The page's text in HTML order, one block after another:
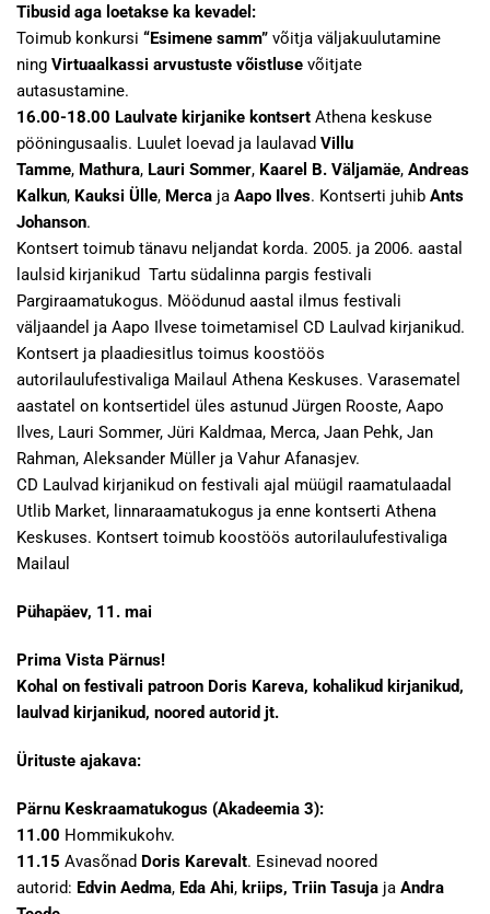
Tibusid aga loetakse ka kevadel:
Toimub konkursi “Esimene samm” võitja väljakuulutamine
ning Virtuaalkassi arvustuste võistluse võitjate
autasustamine.
16.00-18.00 Laulvate kirjanike kontsert Athena keskuse
pööningusaalis. Luulet loevad ja laulavad Villu
Tamme, Mathura, Lauri Sommer, Kaarel B. Väljamäe, Andreas
Kalkun, Kauksi Ülle, Merca ja Aapo Ilves. Kontserti juhib Ants
Johanson.
Kontsert toimub tänavu neljandat korda. 2005. ja 2006. aastal
laulsid kirjanikud Tartu südalinna pargis festivali
Pargiraamatukogus. Möödunud aastal ilmus festivali
väljaandel ja Aapo Ilvese toimetamisel CD Laulvad kirjanikud.
Kontsert ja plaadiesitlus toimus koostöös
autorilaulufestivaliga Mailaul Athena Keskuses. Varasematel
aastatel on kontsertidel üles astunud Jürgen Rooste, Aapo
Ilves, Lauri Sommer, Jüri Kaldmaa, Merca, Jaan Pehk, Jan
Rahman, Aleksander Müller ja Vahur Afanasjev.
CD Laulvad kirjanikud on festivali ajal müügil raamatulaadal
Utlib Market, linnaraamatukogus ja enne kontserti Athena
Keskuses. Kontsert toimub koostöös autorilaulufestivaliga
Mailaul
Pühapäev, 11. mai
Prima Vista Pärnus!
Kohal on festivali patroon Doris Kareva, kohalikud kirjanikud,
laulvad kirjanikud, noored autorid jt.
Ürituste ajakava:
Pärnu Keskraamatukogus (Akadeemia 3):
11.00 Hommikukohv.
11.15 Avasõnad Doris Karevalt. Esinevad noored
autorid: Edvin Aedma, Eda Ahi, kriips, Triin Tasuja ja Andra